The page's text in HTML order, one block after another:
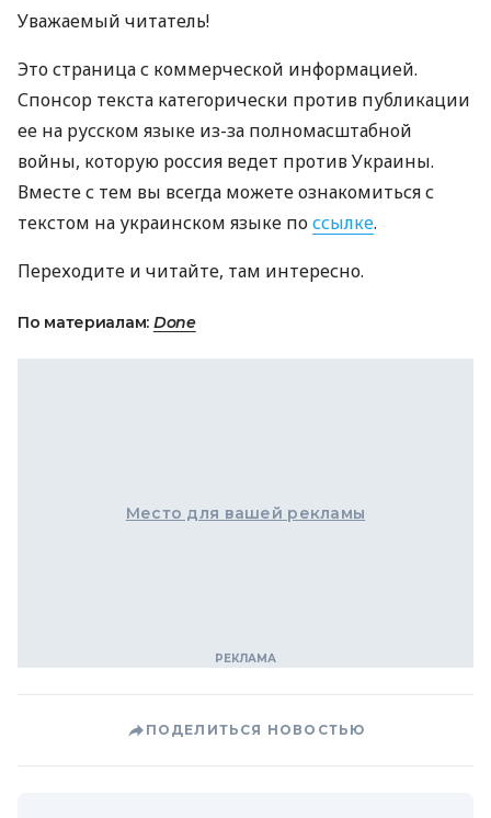
Уважаемый читатель!
Это страница с коммерческой информацией.
Спонсор текста категорически против публикации
ее на русском языке из-за полномасштабной
войны, которую россия ведет против Украины.
Вместе с тем вы всегда можете ознакомиться с
текстом на украинском языке поссылке.
Переходите и читайте, там интересно.
По материалам: Done
Место для вашей рекламы
ПОДЕЛИТЬСЯ НОВОСТЬЮ